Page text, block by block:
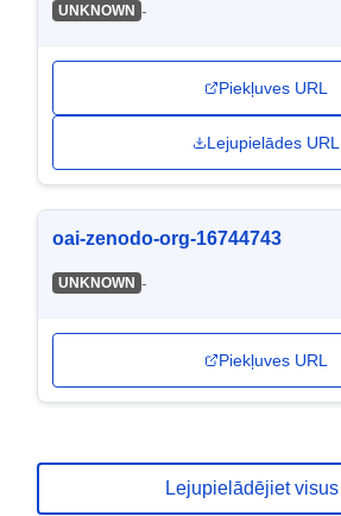
UNKNOWN -
Piekļuves URL
Lejupielādes URL
oai-zenodo-org-16744743
UNKNOWN -
Piekļuves URL
Lejupielādējiet visus